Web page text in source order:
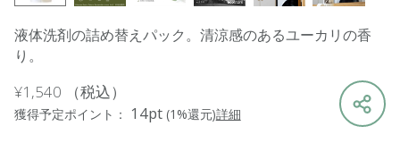
液体洗剤の詰め替えパック。清涼感のあるユーカリの香
り。
¥1,540 （税込）
獲得予定ポイント： 14pt (1%還元)詳細